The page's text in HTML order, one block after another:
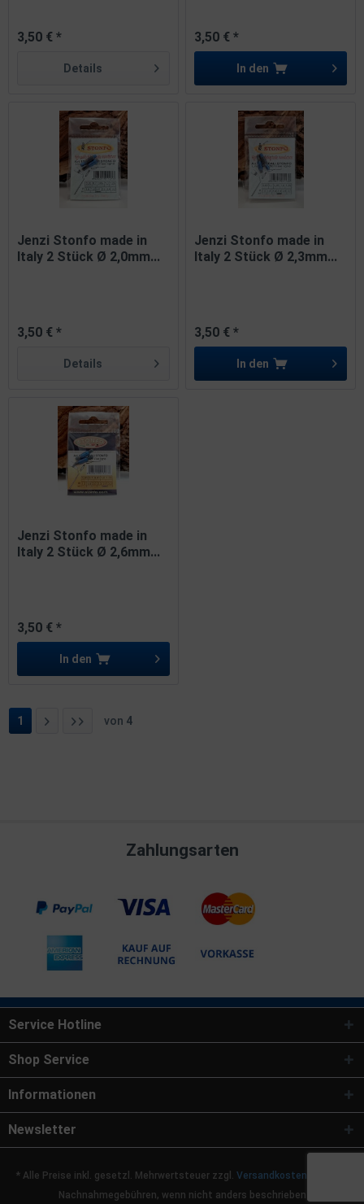
3,50 € *
Details
3,50 € *
In den
Jenzi Stonfo made in
Italy 2 Stück Ø 2,0mm...
3,50 € *
Details
Jenzi Stonfo made in
Italy 2 Stück Ø 2,3mm...
3,50 € *
In den
Jenzi Stonfo made in
Italy 2 Stück Ø 2,6mm...
3,50 € *
In den
1 von 4
Zahlungsarten
Service Hotline
Shop Service
Informationen
Newsletter
* Alle Preise inkl. gesetzl. Mehrwertsteuer zzgl. Versandkosten
Nachnahmegebühren, wenn nicht anders beschrieben